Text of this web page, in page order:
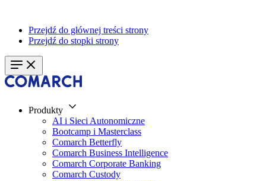
Przejdź do głównej treści strony
Przejdź do stopki strony
Produkty
AI i Sieci Autonomiczne
Bootcamp i Masterclass
Comarch Betterfly
Comarch Business Intelligence
Comarch Corporate Banking
Comarch Custody